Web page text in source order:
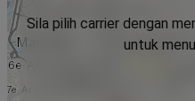
Sila pilih carrier dengan
untuk